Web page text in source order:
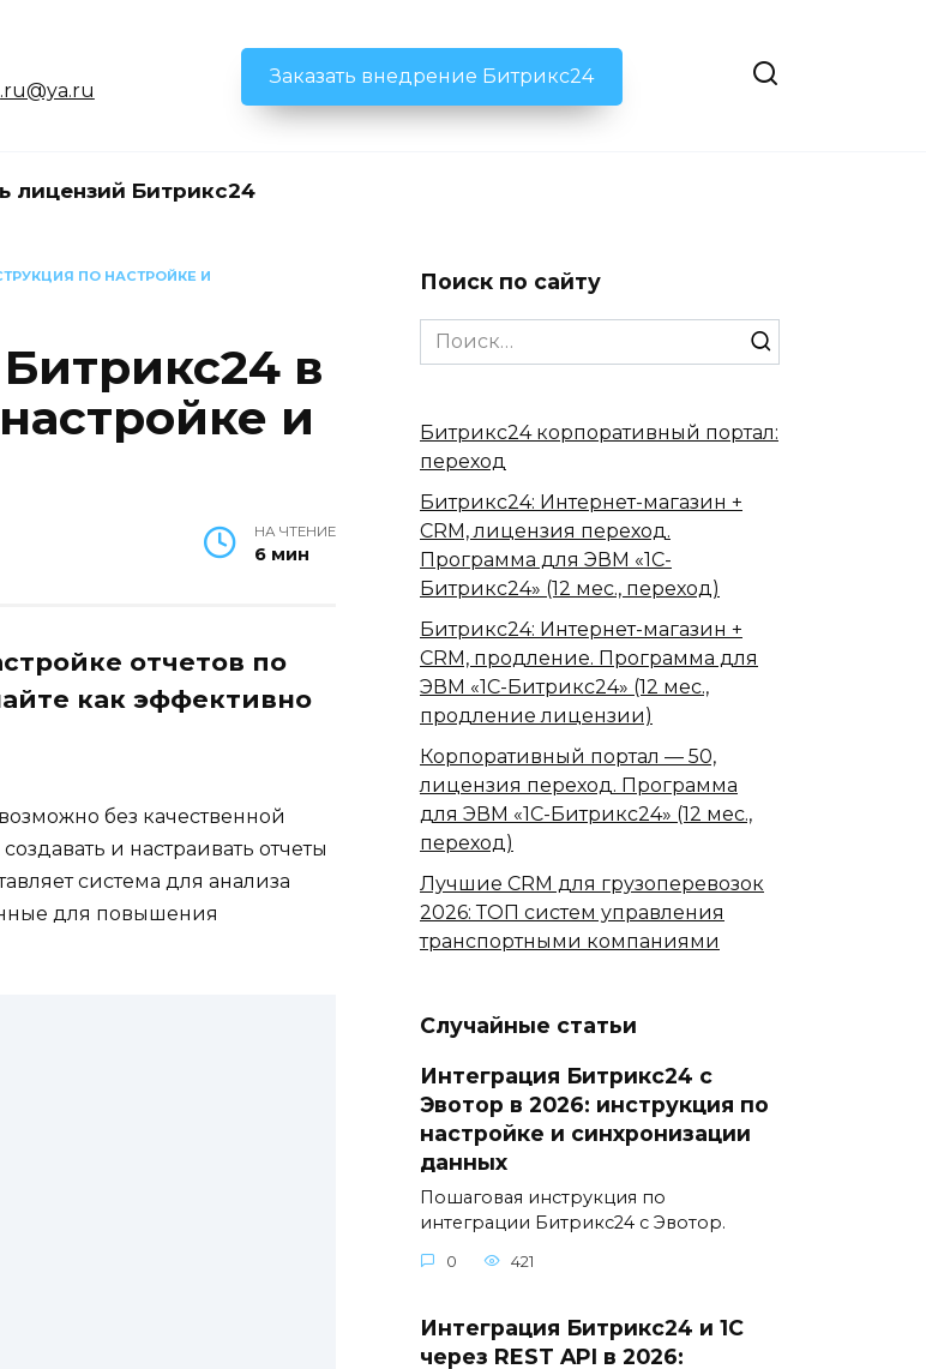
Заказать внедрение Битрикс24
лицензий Битрикс24
ПО НАСТРОЙКЕ И
в
и
НА ЧТЕНИЕ
6 мин
отчетов по
как эффективно
без качественной
и настраивать отчеты
система для анализа
для повышения
Поиск по сайту
Search
for:
Битрикс24 корпоративный портал:
переход
Битрикс24: Интернет-магазин +
CRM, лицензия переход.
Программа для ЭВМ «1С-
Битрикс24» (12 мес., переход)
Битрикс24: Интернет-магазин +
CRM, продление. Программа для
ЭВМ «1С-Битрикс24» (12 мес.,
продление лицензии)
Корпоративный портал — 50,
лицензия переход. Программа
для ЭВМ «1С-Битрикс24» (12 мес.,
переход)
Лучшие CRM для грузоперевозок
2026: ТОП систем управления
транспортными компаниями
Случайные статьи
Интеграция Битрикс24 с
Эвотор в 2026: инструкция по
настройке и синхронизации
данных
Пошаговая инструкция по
интеграции Битрикс24 с Эвотор.
0 421
Интеграция Битрикс24 и 1С
через REST API в 2026: